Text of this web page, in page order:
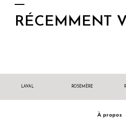
RÉCEMMENT
LAVAL ROSEMÈRE
À propos